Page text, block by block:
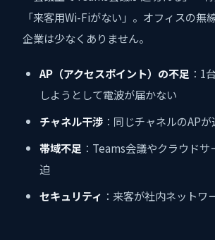
「来客用Wi-Fiがない」。オフィスの無
企業は少なくありません。
AP（アクセスポイント）の不足 ：1
しようとして電波が届かない
チャネル干渉 ：同じチャネルのAP
帯域不足 ：Teams会議やクラウド
迫
セキュリティ ：来客が社内ネット